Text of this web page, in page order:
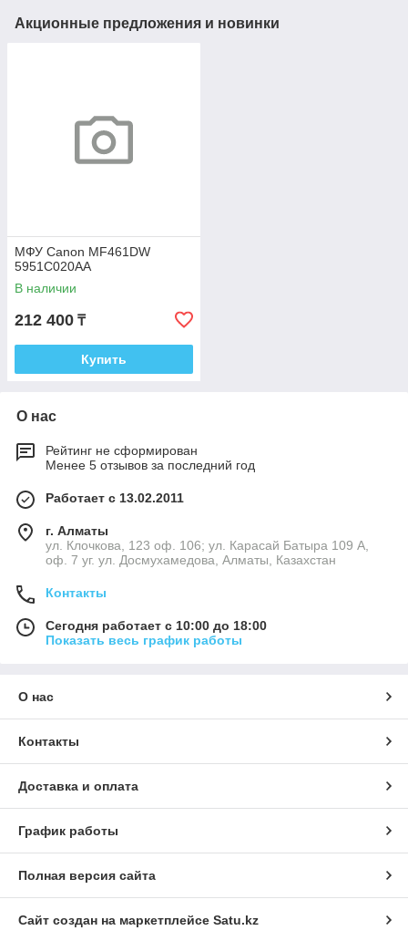
Акционные предложения и новинки
МФУ Canon MF461DW
5951C020AA
В наличии
212 400 ₸
Купить
О нас
Рейтинг не сформирован
Менее 5 отзывов за последний год
Работает с 13.02.2011
г. Алматы
ул. Клочкова, 123 оф. 106; ул. Карасай Батыра 109 А,
оф. 7 уг. ул. Досмухамедова, Алматы, Казахстан
Контакты
Сегодня работает с 10:00 до 18:00
Показать весь график работы
О нас
Контакты
Доставка и оплата
График работы
Полная версия сайта
Сайт создан на маркетплейсе Satu.kz